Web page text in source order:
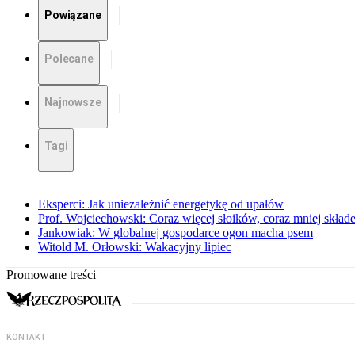
Powiązane
Polecane
Najnowsze
Tagi
Eksperci: Jak uniezależnić energetykę od upałów
Prof. Wojciechowski: Coraz więcej słoików, coraz mniej
Jankowiak: W globalnej gospodarce ogon macha psem
Witold M. Orłowski: Wakacyjny lipiec
Promowane treści
KONTAKT